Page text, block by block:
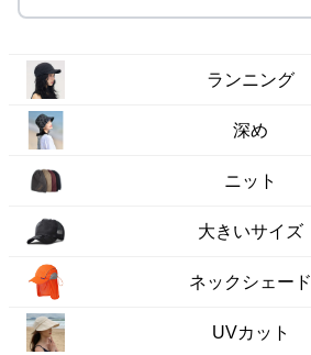
ランニング
深め
ニット
大きいサイズ
ネックシェード
UVカット